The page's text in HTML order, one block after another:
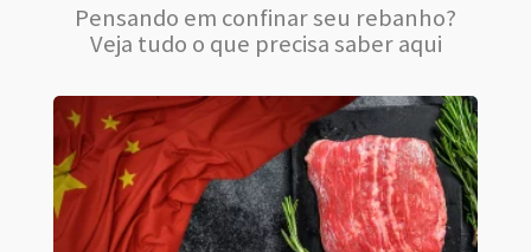
Pensando em confinar seu rebanho?
Veja tudo o que precisa saber aqui